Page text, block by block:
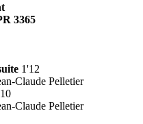
3365
1'12
Claude Pelletier
Claude Pelletier